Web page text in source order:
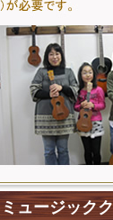
ミュージック